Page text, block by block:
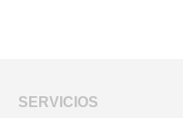
SERVICIOS